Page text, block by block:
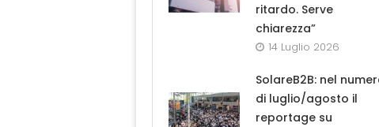
ritardo. Serve
chiarezza”
14 Luglio 2026
SolareB2B: nel
di luglio/agosto il
reportage su